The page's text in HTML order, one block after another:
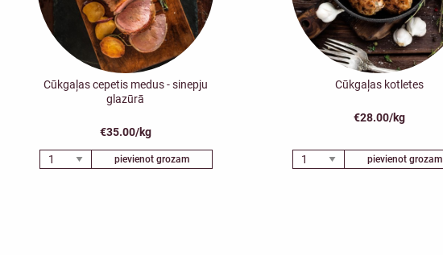
Cūkgaļas cepetis medus - sinepju
glazūrā
€35.00/kg
pievienot grozam
Cūkgaļas kotletes
€28.00/kg
pievienot grozam